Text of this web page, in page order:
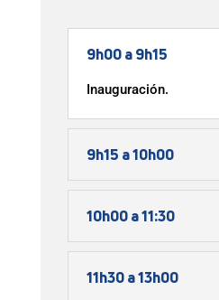
9h00 a 9h15
Inauguración.
9h15 a 10h00
10h00 a 11:30
11h30 a 13h00